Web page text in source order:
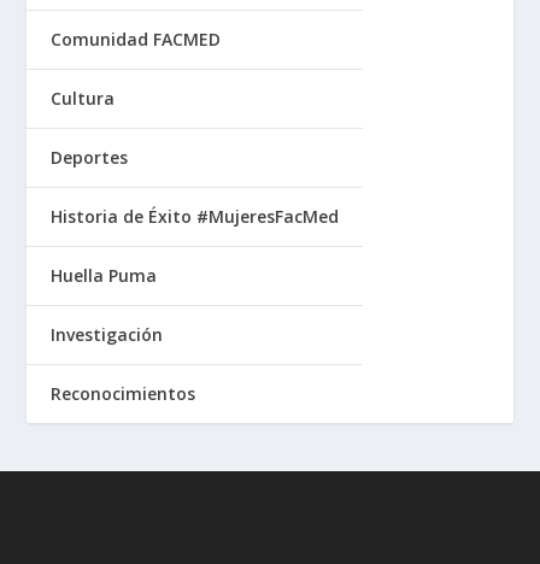
Comunidad FACMED
Cultura
Deportes
Historia de Éxito #MujeresFacMed
Huella Puma
Investigación
Reconocimientos